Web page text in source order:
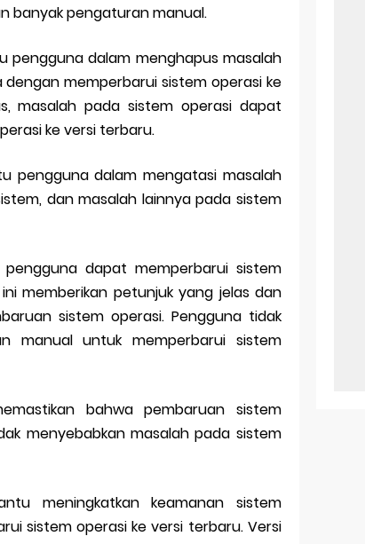
banyak pengaturan manual.
pengguna dalam menghapus masalah
memperbarui sistem operasi ke
masalah pada sistem operasi dapat
ke versi terbaru.
pengguna dalam mengatasi masalah
dan masalah lainnya pada sistem
dapat memperbarui sistem
memberikan petunjuk yang jelas dan
sistem operasi. Pengguna tidak
manual untuk memperbarui sistem
bahwa pembaruan sistem
menyebabkan masalah pada sistem
meningkatkan keamanan sistem
sistem operasi ke versi terbaru. Versi